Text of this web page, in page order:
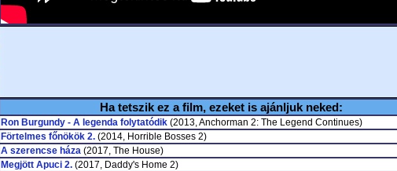
Ha tetszik ez a film, ezeket is ajánljuk neked:
Ron Burgundy - A legenda folytatódik(2013, Anchorman 2: The Legend Continues)
Förtelmes főnökök 2.(2014, Horrible Bosses 2)
A szerencse háza(2017, The House)
Megjött Apuci 2.(2017, Daddy's Home 2)